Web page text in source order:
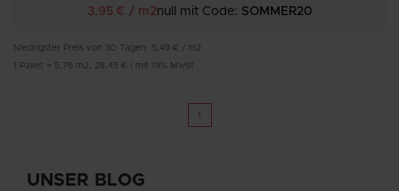
3,95 € / m2null mit Code: SOMMER20
Niedrigster Preis von 30 Tagen: 5,49 € / m2
Paket = 5,76 m2 28,45 € mit 19% MwSt
UNSER BLOG